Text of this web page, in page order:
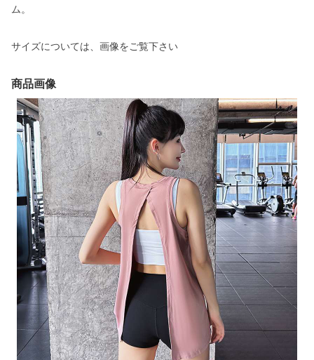
ム。
サイズについては、画像をご覧下さい
商品画像